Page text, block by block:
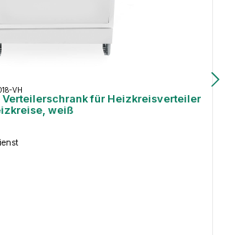
VH
für Heizkreisverteiler
weiß